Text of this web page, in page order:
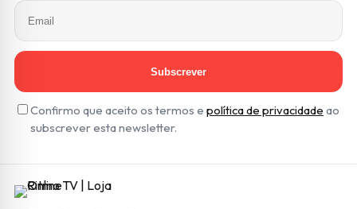
Subscrever
Confirmo que aceito os termos e política de privacidade ao
subscrever esta newsletter.